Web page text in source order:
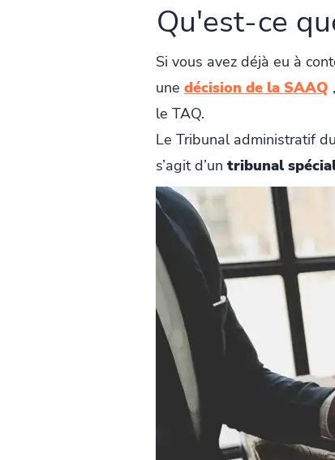
Qu'est-ce
Si vous avez déjà eu à
une décision de la SAAQ
le TAQ.
Le Tribunal administratif
s’agit d’un tribunal